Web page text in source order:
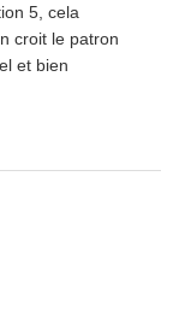
5, cela
croit le patron
et bien